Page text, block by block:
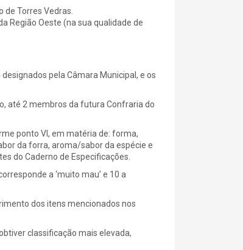
de Torres Vedras.
Região Oeste (na sua qualidade de
pela Câmara Municipal, e os
até 2 membros da futura Confraria do
ponto VI, em matéria de: forma,
da forra, aroma/sabor da espécie e
do Caderno de Especificações.
a ‘muito mau’ e 10 a
dos itens mencionados nos
classificação mais elevada,